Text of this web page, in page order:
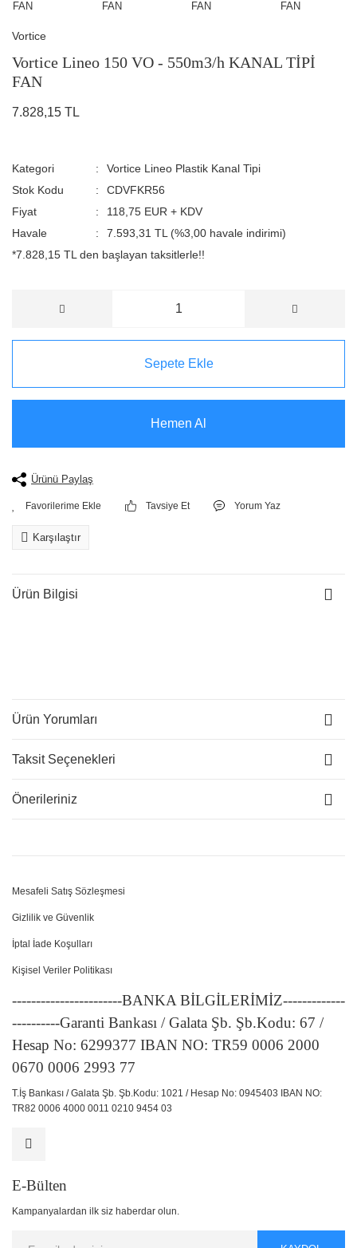
Vortice
Vortice Lineo 150 VO - 550m3/h KANAL TİPİ
FAN
7.828,15 TL
Kategori
Vortice Lineo Plastik Kanal Tipi
Stok Kodu
CDVFKR56
Fiyat
118,75 EUR + KDV
Havale
7.593,31 TL (%3,00 havale indirimi)
*7.828,15 TL den başlayan taksitlerle!!
Sepete Ekle
Hemen Al
Ürünü Paylaş
Tavsiye Et Yorum Yaz
Karşılaştır
Ürün Bilgisi
Ürün Yorumları
Taksit Seçenekleri
Önerileriniz
Mesafeli Satış Sözleşmesi
Gizlilik ve Güvenlik
İptal İade Koşulları
Kişisel Veriler Politikası
-----------------------BANKA BİLGİLERİMİZ-------------
----------Garanti Bankası / Galata Şb. Şb.Kodu: 67 /
Hesap No: 6299377 IBAN NO: TR59 0006 2000
0670 0006 2993 77
T.İş Bankası / Galata Şb. Şb.Kodu: 1021 / Hesap No: 0945403 IBAN NO:
TR82 0006 4000 0011 0210 9454 03
E-Bülten
Kampanyalardan ilk siz haberdar olun.